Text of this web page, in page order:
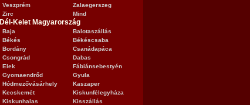
Veszprém
Zalaegerszeg
Zirc
Mind
Dél-Kelet Magyarország
Baja
Balotaszállás
Békés
Békéscsaba
Bordány
Csanádapáca
Csongrád
Dabas
Elek
Fábiánsebestyén
Gyomaendrőd
Gyula
Hódmezővásárhely
Kaszaper
Kecskemét
Kiskunfélegyháza
Kiskunhalas
Kisszállás